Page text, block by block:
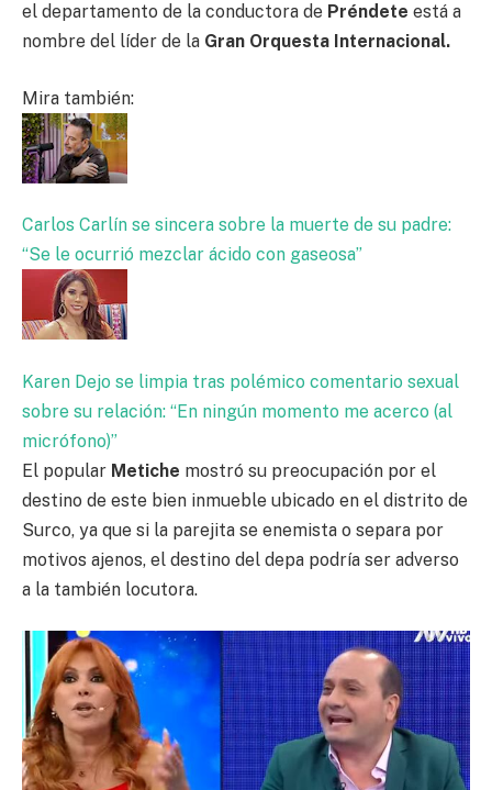
el departamento de la conductora de Préndete está a
nombre del líder de la Gran Orquesta Internacional.
Mira también:
Carlos Carlín se sincera sobre la muerte de su padre:
“Se le ocurrió mezclar ácido con gaseosa”
Karen Dejo se limpia tras polémico comentario sexual
sobre su relación: “En ningún momento me acerco (al
micrófono)”
El popular Metiche mostró su preocupación por el
destino de este bien inmueble ubicado en el distrito de
Surco, ya que si la parejita se enemista o separa por
motivos ajenos, el destino del depa podría ser adverso
a la también locutora.